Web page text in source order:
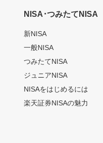
NISA･つみたてNISA
新NISA
一般NISA
つみたてNISA
ジュニアNISA
NISAをはじめるには
楽天証券NISAの魅力